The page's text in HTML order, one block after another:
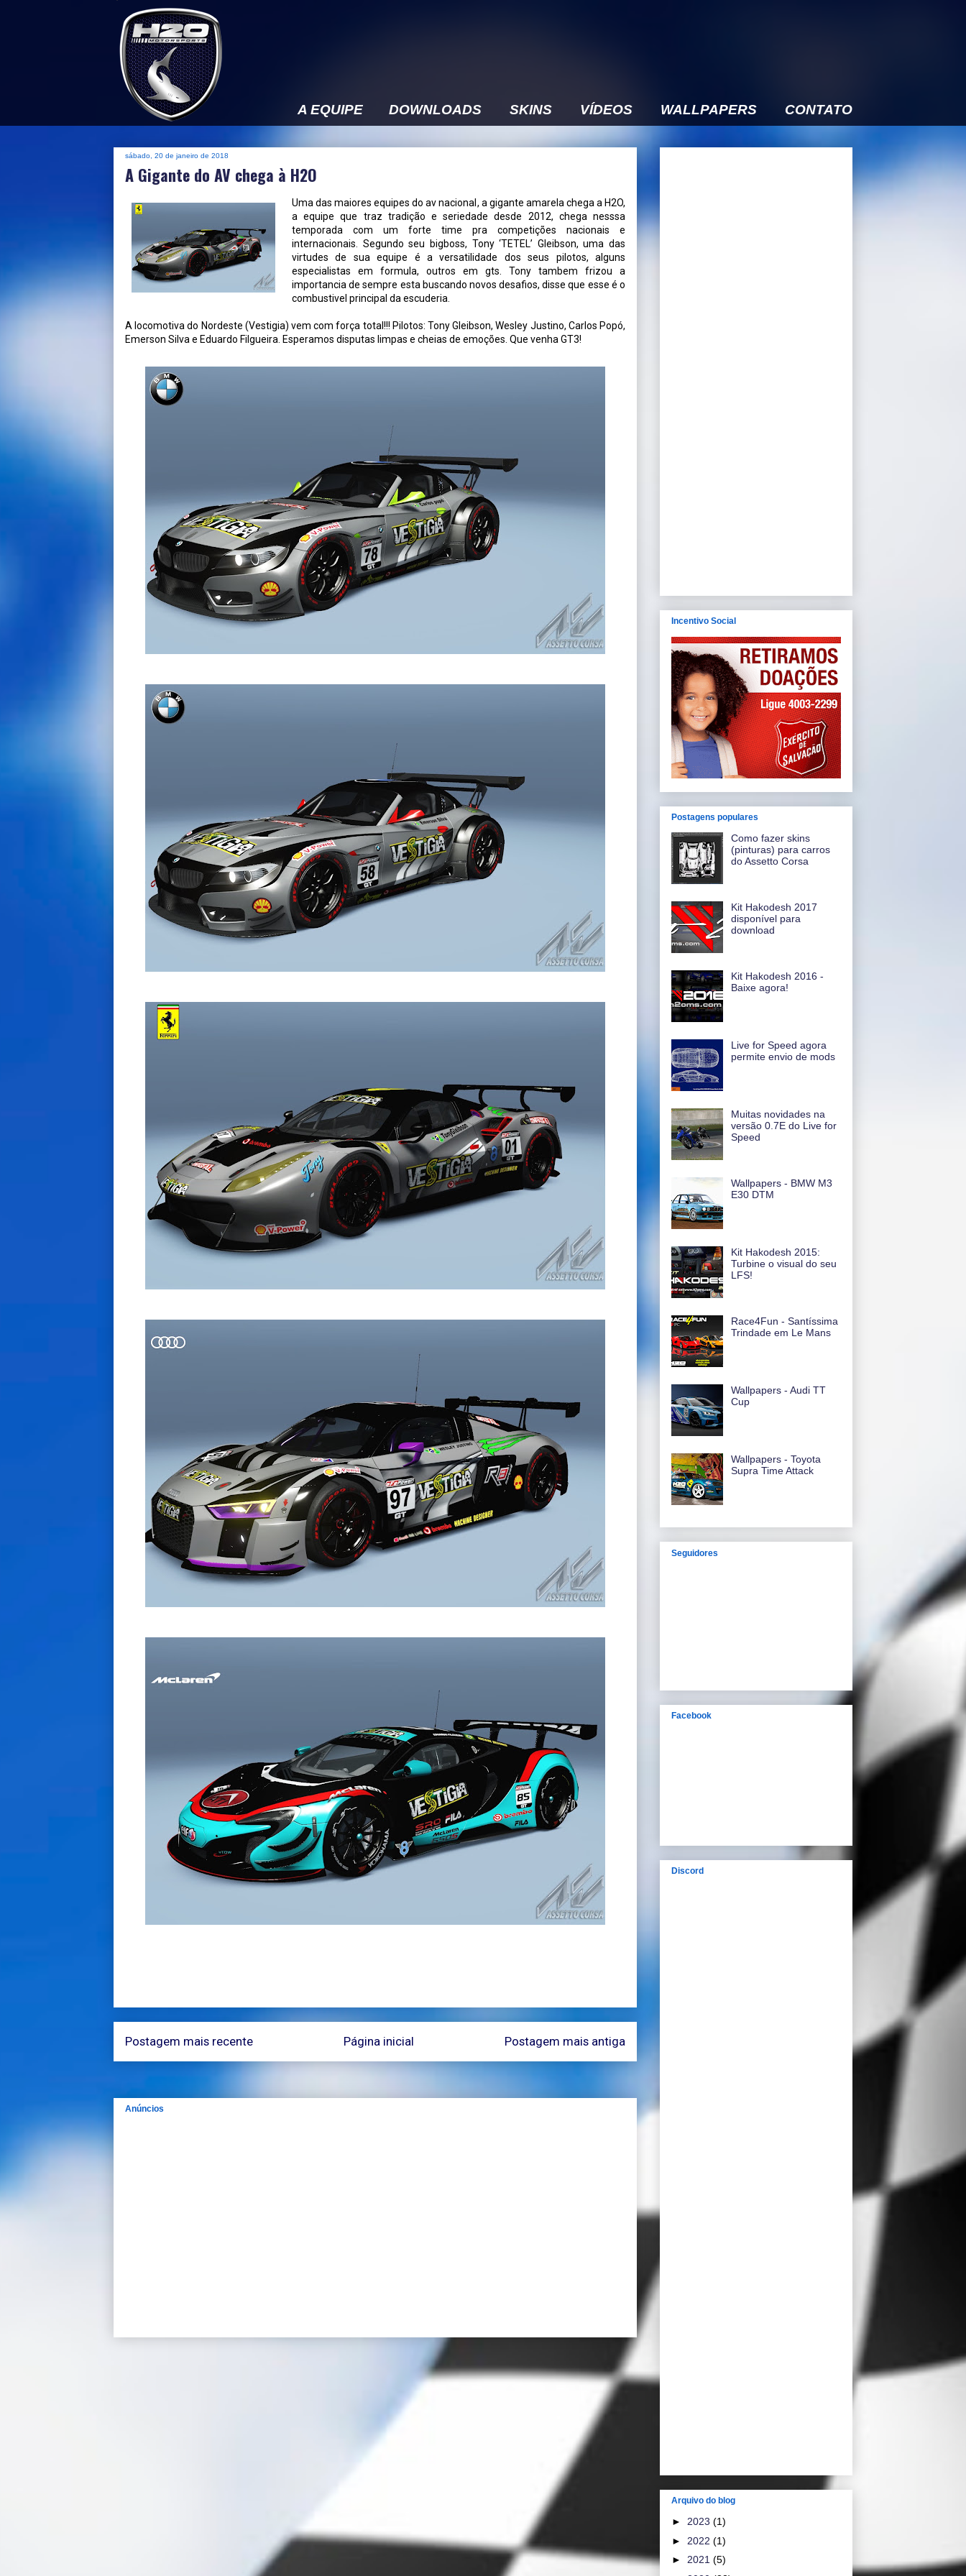
A EQUIPE DOWNLOADS SKINS VÍDEOS WALLPAPERS CONTATO
sábado, 20 de janeiro de 2018
A Gigante do AV chega à H2O
Uma das maiores equipes do av nacional, a gigante amarela chega a H2O,
a equipe que traz tradição e seriedade desde 2012, chega nesssa
temporada com um forte time pra competições nacionais e
internacionais. Segundo seu bigboss, Tony ‘TETEL’ Gleibson, uma das
virtudes de sua equipe é a versatilidade dos seus pilotos, alguns
especialistas em formula, outros em gts. Tony tambem frizou a
importancia de sempre esta buscando novos desafios, disse que esse é o
combustivel principal da escuderia.
A locomotiva do Nordeste (Vestigia) vem com força total!!! Pilotos: Tony Gleibson, Wesley Justino, Carlos Popó,
Emerson Silva e Eduardo Filgueira. Esperamos disputas limpas e cheias de emoções. Que venha GT3!
Postagem mais recente Postagem mais antiga
Página inicial
Anúncios
Incentivo Social
Postagens populares
Como fazer skins
(pinturas) para carros
do Assetto Corsa
Kit Hakodesh 2017
disponível para
download
Kit Hakodesh 2016 -
Baixe agora!
Live for Speed agora
permite envio de mods
Muitas novidades na
versão 0.7E do Live for
Speed
Wallpapers - BMW M3
E30 DTM
Kit Hakodesh 2015:
Turbine o visual do seu
LFS!
Race4Fun - Santíssima
Trindade em Le Mans
Wallpapers - Audi TT
Cup
Wallpapers - Toyota
Supra Time Attack
Seguidores
Facebook
Discord
Arquivo do blog
► 2023 (1)
► 2022 (1)
► 2021 (5)